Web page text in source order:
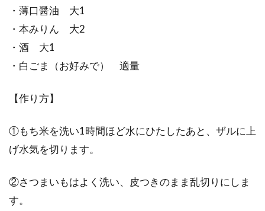
・薄口醤油 大1
・本みりん 大2
・酒 大1
・白ごま（お好みで） 適量
【作り方】
①もち米を洗い1時間ほど水にひたしたあと、ザルに上
げ水気を切ります。
②さつまいもはよく洗い、皮つきのまま乱切りにしま
す。